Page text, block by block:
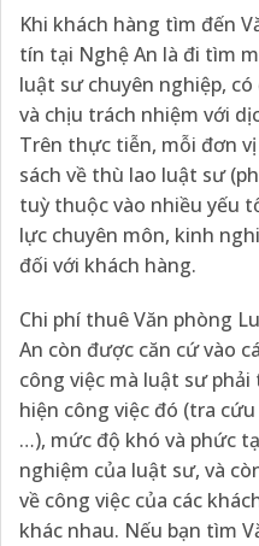
Khi khách hàng tìm đến
tín tại Nghệ An là đi tìm
luật sư chuyên nghiệp,
và chịu trách nhiệm với
Trên thực tiễn, mỗi đơn
sách về thù lao luật sư
tuỳ thuộc vào nhiều yếu
lực chuyên môn, kinh
đối với khách hàng.
Chi phí thuê Văn phòng
An còn được căn cứ vào
công việc mà luật sư
hiện công việc đó (tra
…), mức độ khó và phức
nghiệm của luật sư, và
về công việc của các
khác nhau. Nếu bạn tìm